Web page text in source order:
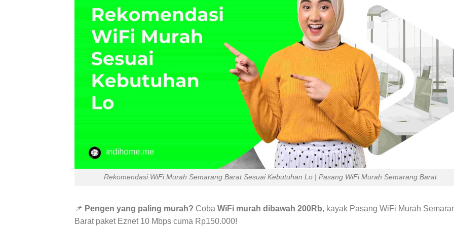
Rekomendasi WiFi Murah Semarang Barat Sesuai Kebutuhan Lo | Pasang WiFi Murah Semarang Barat
📌 Pengen yang paling murah? Coba WiFi murah dibawah 200Rb, kayak Pasang WiFi Murah
Barat paket Eznet 10 Mbps cuma Rp150.000!